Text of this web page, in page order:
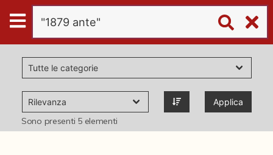
Digital
Humanities
Donazioni
Pubblicazioni Applica
Sono presenti 5elementi